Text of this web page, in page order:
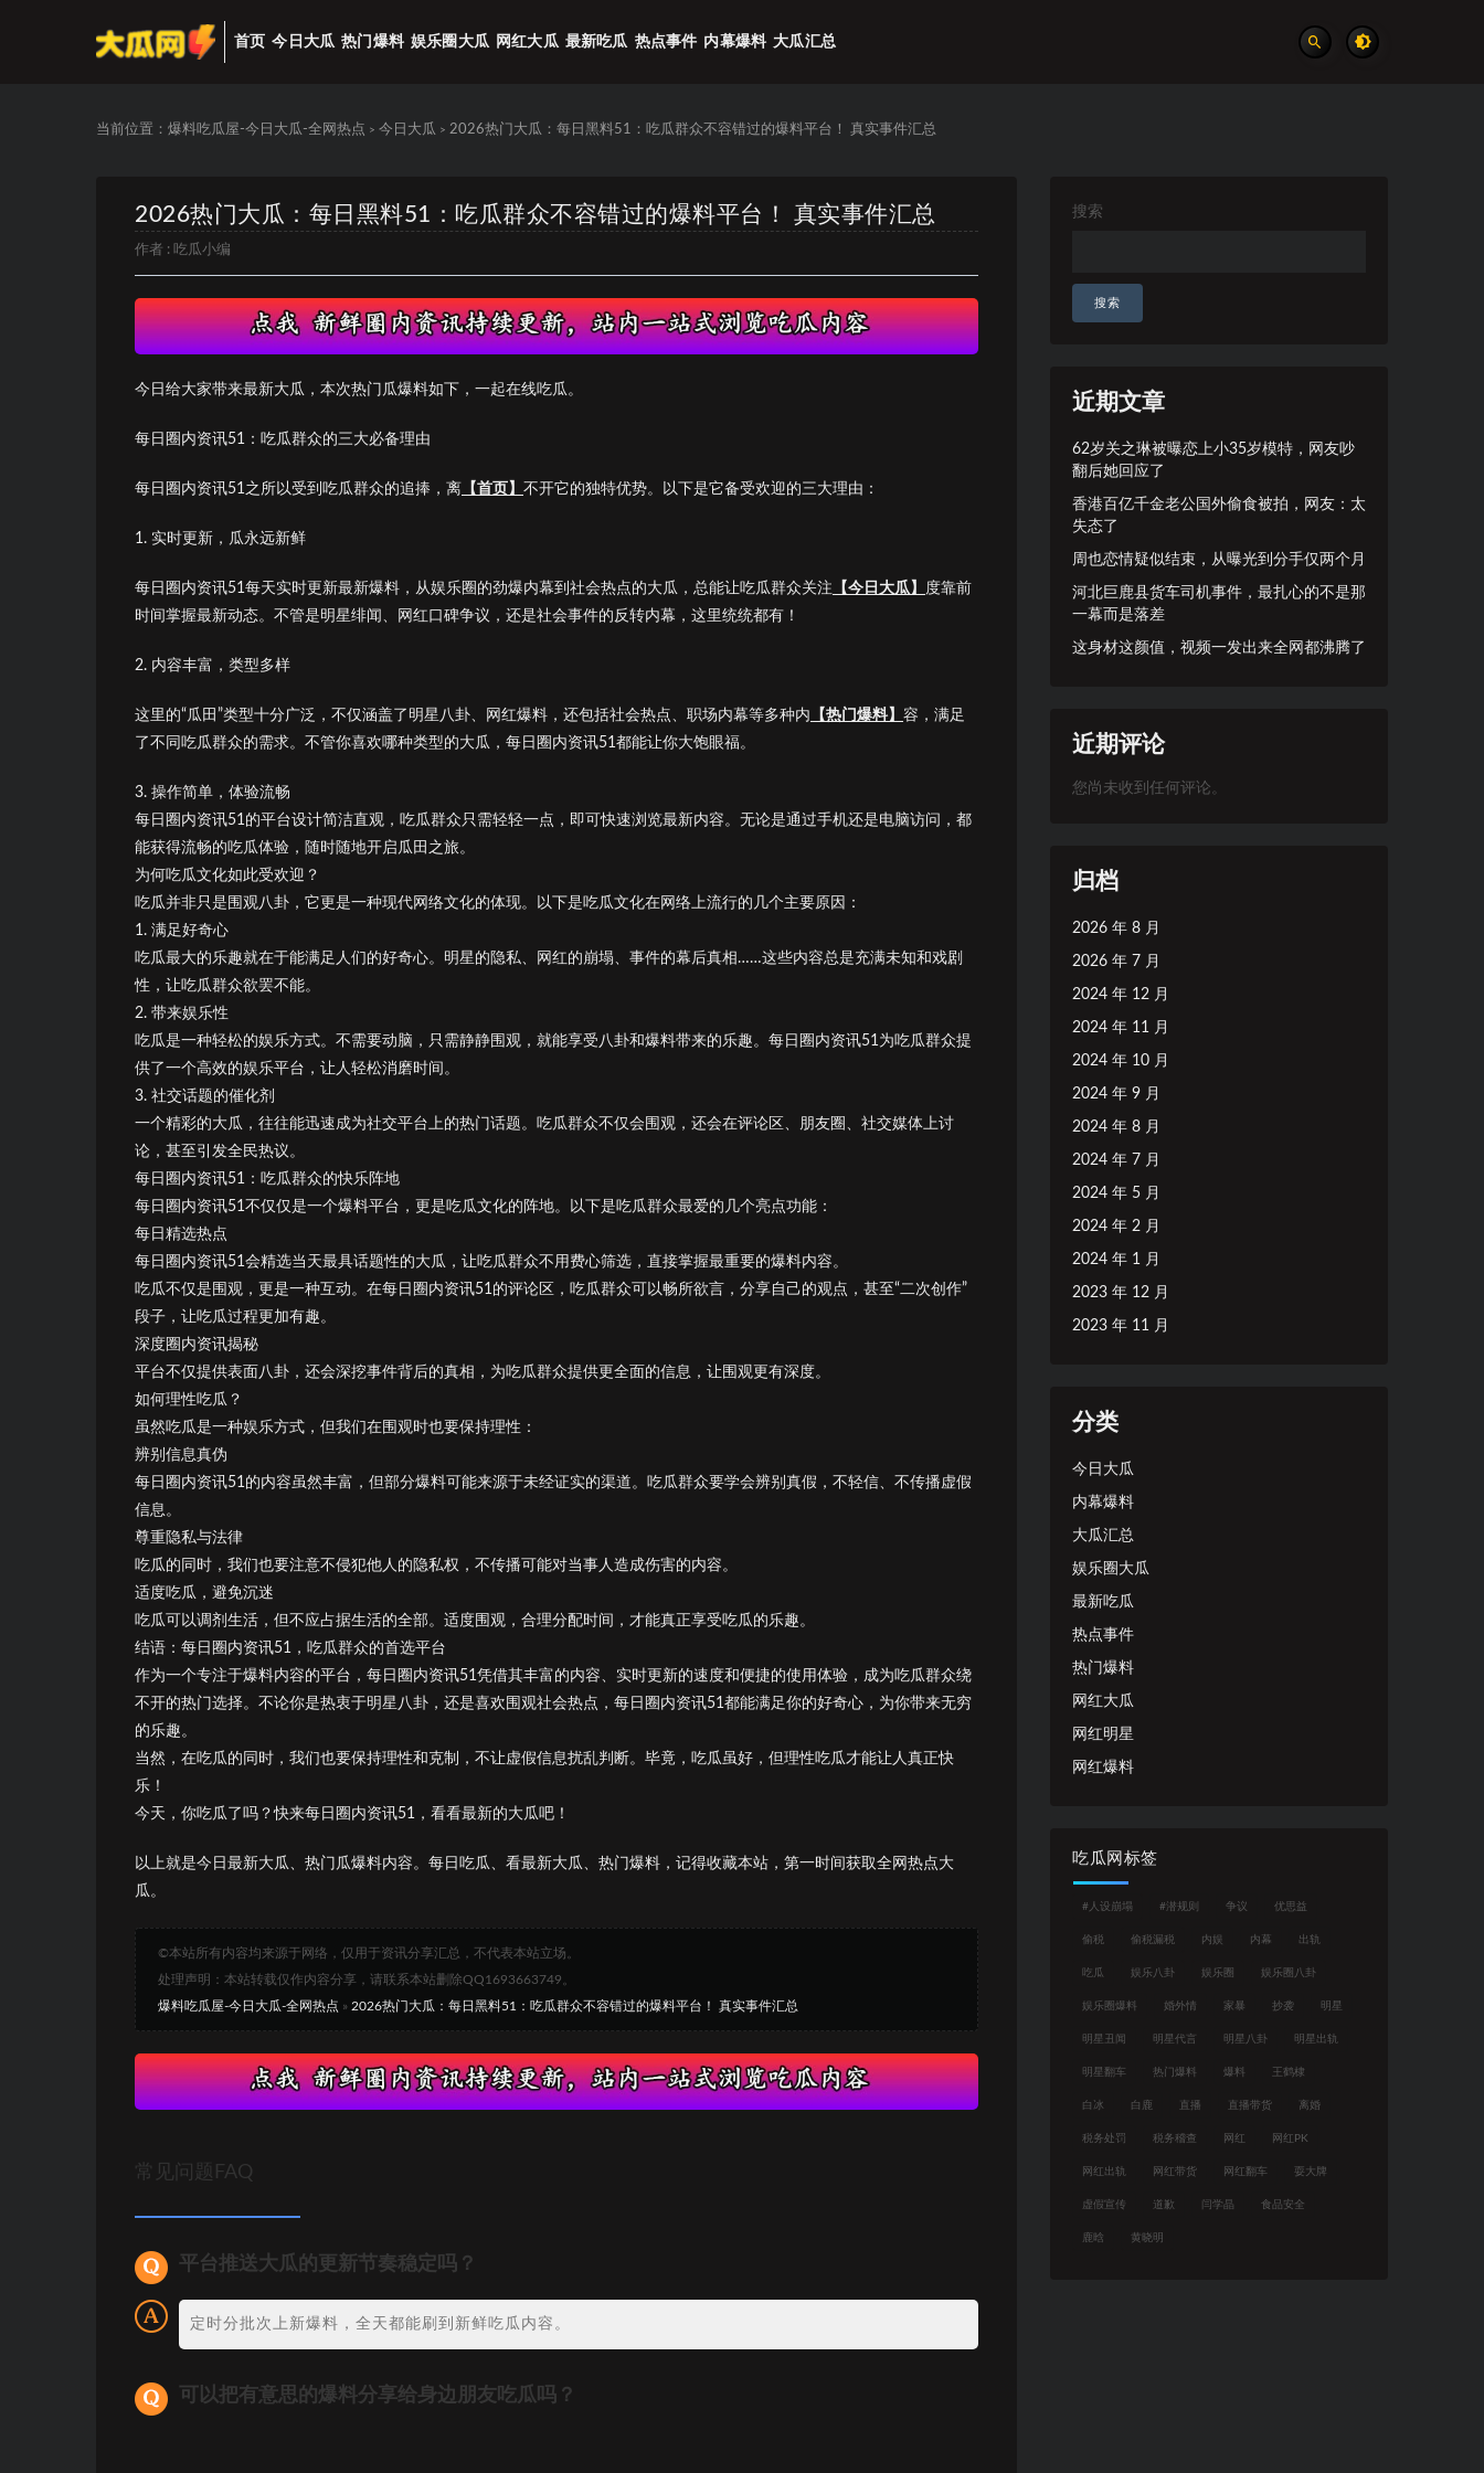
首页 今日大瓜 热门爆料 娱乐圈大瓜 网红大瓜 最新吃瓜 热点事件 内幕爆料 大瓜汇总
当前位置： 爆料吃瓜屋-今日大瓜-全网热点 > 今日大瓜 > 2026热门大瓜：每日黑料51：吃瓜群众不容错过的爆料平台！ 真实事件汇总
2026热门大瓜：每日黑料51：吃瓜群众不容错过的爆料平台！ 真实事件汇总
作者 : 吃瓜小编
今日给大家带来最新大瓜，本次热门瓜爆料如下，一起在线吃瓜。
每日圈内资讯51：吃瓜群众的三大必备理由
每日圈内资讯51之所以受到吃瓜群众的追捧，离 【首页】 不开它的独特优势。以下是它备受欢迎的三大理由：
1. 实时更新，瓜永远新鲜
每日圈内资讯51每天实时更新最新爆料，从娱乐圈的劲爆内幕到社会热点的大瓜，总能让吃瓜群众关注 【今日大瓜】 度靠前
时间掌握最新动态。不管是明星绯闻、网红口碑争议，还是社会事件的反转内幕，这里统统都有！
2. 内容丰富，类型多样
这里的“瓜田”类型十分广泛，不仅涵盖了明星八卦、网红爆料，还包括社会热点、职场内幕等多种内 【热门爆料】 容，满足
了不同吃瓜群众的需求。不管你喜欢哪种类型的大瓜，每日圈内资讯51都能让你大饱眼福。
3. 操作简单，体验流畅
每日圈内资讯51的平台设计简洁直观，吃瓜群众只需轻轻一点，即可快速浏览最新内容。无论是通过手机还是电脑访问，都
能获得流畅的吃瓜体验，随时随地开启瓜田之旅。
为何吃瓜文化如此受欢迎？
吃瓜并非只是围观八卦，它更是一种现代网络文化的体现。以下是吃瓜文化在网络上流行的几个主要原因：
1. 满足好奇心
吃瓜最大的乐趣就在于能满足人们的好奇心。明星的隐私、网红的崩塌、事件的幕后真相……这些内容总是充满未知和戏剧
性，让吃瓜群众欲罢不能。
2. 带来娱乐性
吃瓜是一种轻松的娱乐方式。不需要动脑，只需静静围观，就能享受八卦和爆料带来的乐趣。每日圈内资讯51为吃瓜群众提
供了一个高效的娱乐平台，让人轻松消磨时间。
3. 社交话题的催化剂
一个精彩的大瓜，往往能迅速成为社交平台上的热门话题。吃瓜群众不仅会围观，还会在评论区、朋友圈、社交媒体上讨
论，甚至引发全民热议。
每日圈内资讯51：吃瓜群众的快乐阵地
每日圈内资讯51不仅仅是一个爆料平台，更是吃瓜文化的阵地。以下是吃瓜群众最爱的几个亮点功能：
每日精选热点
每日圈内资讯51会精选当天最具话题性的大瓜，让吃瓜群众不用费心筛选，直接掌握最重要的爆料内容。
吃瓜不仅是围观，更是一种互动。在每日圈内资讯51的评论区，吃瓜群众可以畅所欲言，分享自己的观点，甚至“二次创作”
段子，让吃瓜过程更加有趣。
深度圈内资讯揭秘
平台不仅提供表面八卦，还会深挖事件背后的真相，为吃瓜群众提供更全面的信息，让围观更有深度。
如何理性吃瓜？
虽然吃瓜是一种娱乐方式，但我们在围观时也要保持理性：
辨别信息真伪
每日圈内资讯51的内容虽然丰富，但部分爆料可能来源于未经证实的渠道。吃瓜群众要学会辨别真假，不轻信、不传播虚假
信息。
尊重隐私与法律
吃瓜的同时，我们也要注意不侵犯他人的隐私权，不传播可能对当事人造成伤害的内容。
适度吃瓜，避免沉迷
吃瓜可以调剂生活，但不应占据生活的全部。适度围观，合理分配时间，才能真正享受吃瓜的乐趣。
结语：每日圈内资讯51，吃瓜群众的首选平台
作为一个专注于爆料内容的平台，每日圈内资讯51凭借其丰富的内容、实时更新的速度和便捷的使用体验，成为吃瓜群众绕
不开的热门选择。不论你是热衷于明星八卦，还是喜欢围观社会热点，每日圈内资讯51都能满足你的好奇心，为你带来无穷
的乐趣。
当然，在吃瓜的同时，我们也要保持理性和克制，不让虚假信息扰乱判断。毕竟，吃瓜虽好，但理性吃瓜才能让人真正快
乐！
今天，你吃瓜了吗？快来每日圈内资讯51，看看最新的大瓜吧！
以上就是今日最新大瓜、热门瓜爆料内容。每日吃瓜、看最新大瓜、热门爆料，记得收藏本站，第一时间获取全网热点大
瓜。
©本站所有内容均来源于网络，仅用于资讯分享汇总，不代表本站立场。
处理声明：本站转载仅作内容分享，请联系本站删除QQ1693663749。
爆料吃瓜屋-今日大瓜-全网热点 » 2026热门大瓜：每日黑料51：吃瓜群众不容错过的爆料平台！ 真实事件汇总
常见问题FAQ
平台推送大瓜的更新节奏稳定吗？
定时分批次上新爆料，全天都能刷到新鲜吃瓜内容。
可以把有意思的爆料分享给身边朋友吃瓜吗？
搜索
搜索
近期文章
62岁关之琳被曝恋上小35岁模特，网友吵
翻后她回应了
香港百亿千金老公国外偷食被拍，网友：太
失态了
周也恋情疑似结束，从曝光到分手仅两个月
河北巨鹿县货车司机事件，最扎心的不是那
一幕而是落差
这身材这颜值，视频一发出来全网都沸腾了
近期评论
您尚未收到任何评论。
归档
2026 年 8 月
2026 年 7 月
2024 年 12 月
2024 年 11 月
2024 年 10 月
2024 年 9 月
2024 年 8 月
2024 年 7 月
2024 年 5 月
2024 年 2 月
2024 年 1 月
2023 年 12 月
2023 年 11 月
分类
今日大瓜
内幕爆料
大瓜汇总
娱乐圈大瓜
最新吃瓜
热点事件
热门爆料
网红大瓜
网红明星
网红爆料
吃瓜网标签
#人设崩塌 #潜规则 争议 优思益
偷税 偷税漏税 内娱 内幕 出轨
吃瓜 娱乐八卦 娱乐圈 娱乐圈八卦
娱乐圈爆料 婚外情 家暴 抄袭 明星
明星丑闻 明星代言 明星八卦 明星出轨
明星翻车 热门爆料 爆料 王鹤棣
白冰 白鹿 直播 直播带货 离婚
税务处罚 税务稽查 网红 网红PK
网红出轨 网红带货 网红翻车 耍大牌
虚假宣传 道歉 闫学晶 食品安全
鹿晗 黄晓明